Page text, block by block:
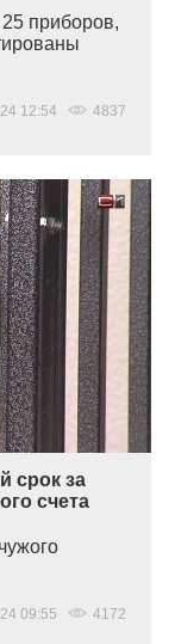
приборов,
12:54 4837
срок за
счета
09:55 4172